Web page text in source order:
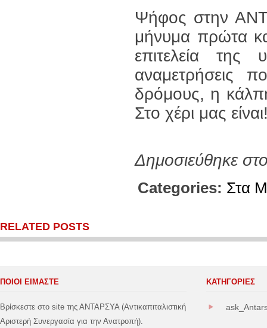
Ψήφος στην
μήνυμα πρώτα
επιτελεία της
αναμετρήσεις
δρόμους, η
Στο χέρι μας
Δημοσιεύθηκε
Categories: Στα
RELATED POSTS
ΠΟΙΟΙ ΕΙΜΑΣΤΕ
Βρίσκεστε στο site της ΑΝΤΑΡΣΥΑ (Αντικαπιταλιστική
Αριστερή Συνεργασία για την Ανατροπή).
ΚΑΤΗΓΟΡΊΕΣ